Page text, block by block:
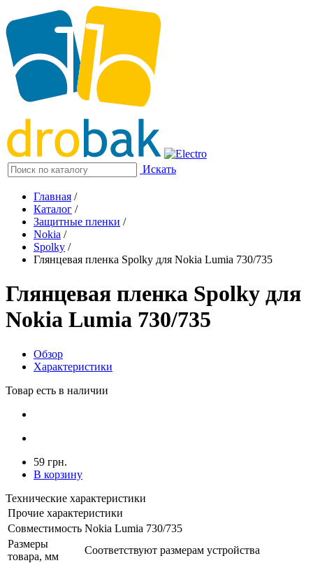
Искать
Главная /
Каталог /
Защитные пленки /
Nokia /
Spolky /
Глянцевая пленка Spolky для Nokia Lumia 730/735
Глянцевая пленка Spolky для
Nokia Lumia 730/735
Обзор
Характеристики
Товар есть в наличии
59 грн.
В корзину
Технические характеристики
Прочие характеристики
Совместимость Nokia Lumia 730/735
Размеры
товара, мм
Соответствуют размерам устройства